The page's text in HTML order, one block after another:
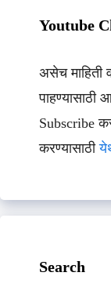
Youtube
असेच माहिती
पाहण्यासाठी
Subscribe
करण्यासाठी
Search